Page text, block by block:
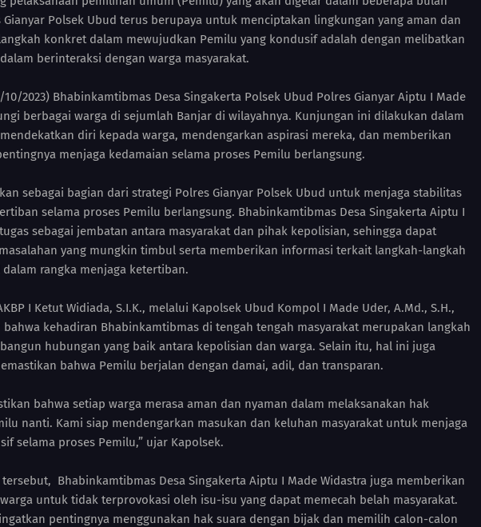
Gianyar Polsek Ubud terus berupaya untuk menciptakan lingkungan yang aman dan
konkret dalam mewujudkan Pemilu yang kondusif adalah dengan melibatkan
berinteraksi dengan warga masyarakat.
10/2023) Bhabinkamtibmas Desa Singakerta Polsek Ubud Polres Gianyar Aiptu I Made
berbagai warga di sejumlah Banjar di wilayahnya. Kunjungan ini dilakukan dalam
diri kepada warga, mendengarkan aspirasi mereka, dan memberikan
menjaga kedamaian selama proses Pemilu berlangsung.
sebagai bagian dari strategi Polres Gianyar Polsek Ubud untuk menjaga stabilitas
selama proses Pemilu berlangsung. Bhabinkamtibmas Desa Singakerta Aiptu I
sebagai jembatan antara masyarakat dan pihak kepolisian, sehingga dapat
yang mungkin timbul serta memberikan informasi terkait langkah-langkah
rangka menjaga ketertiban.
I Ketut Widiada, S.I.K., melalui Kapolsek Ubud Kompol I Made Uder, A.Md., S.H.,
bahwa kehadiran Bhabinkamtibmas di tengah tengah masyarakat merupakan langkah
hubungan yang baik antara kepolisian dan warga. Selain itu, hal ini juga
bahwa Pemilu berjalan dengan damai, adil, dan transparan.
bahwa setiap warga merasa aman dan nyaman dalam melaksanakan hak
nanti. Kami siap mendengarkan masukan dan keluhan masyarakat untuk menjaga
selama proses Pemilu,” ujar Kapolsek.
Bhabinkamtibmas Desa Singakerta Aiptu I Made Widastra juga memberikan
untuk tidak terprovokasi oleh isu-isu yang dapat memecah belah masyarakat.
pentingnya menggunakan hak suara dengan bijak dan memilih calon-calon